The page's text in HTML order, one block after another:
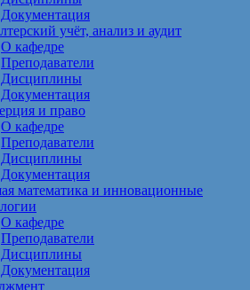
Документация
учёт, анализ и аудит
О кафедре
Преподаватели
Дисциплины
Документация
и право
О кафедре
Преподаватели
Дисциплины
Документация
математика и инновационные
О кафедре
Преподаватели
Дисциплины
Документация